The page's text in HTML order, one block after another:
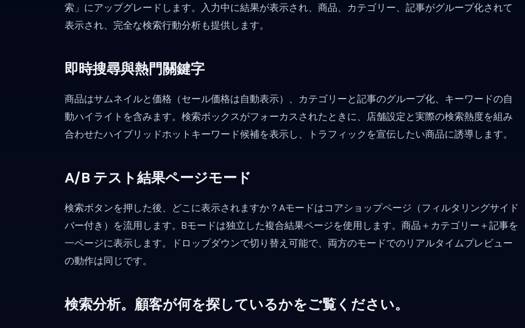
索」にアップグレードします。入力中に結果が表示され、商品、カテゴリー、記事がグループ化されて
表示され、完全な検索行動分析も提供します。
即時搜尋與熱門關鍵字
商品はサムネイルと価格（セール価格は自動表示）、カテゴリーと記事のグループ化、キーワードの自
動ハイライトを含みます。検索ボックスがフォーカスされたときに、店舗設定と実際の検索熱度を組み
合わせたハイブリッドホットキーワード候補を表示し、トラフィックを宣伝したい商品に誘導します。
A/B テスト結果ページモード
検索ボタンを押した後、どこに表示されますか？Aモードはコアショップページ（フィルタリングサイド
バー付き）を流用します。Bモードは独立した複合結果ページを使用します。商品＋カテゴリー＋記事を
一ページに表示します。ドロップダウンで切り替え可能で、両方のモードでのリアルタイムプレビュー
の動作は同じです。
検索分析。顧客が何を探しているかをご覧ください。